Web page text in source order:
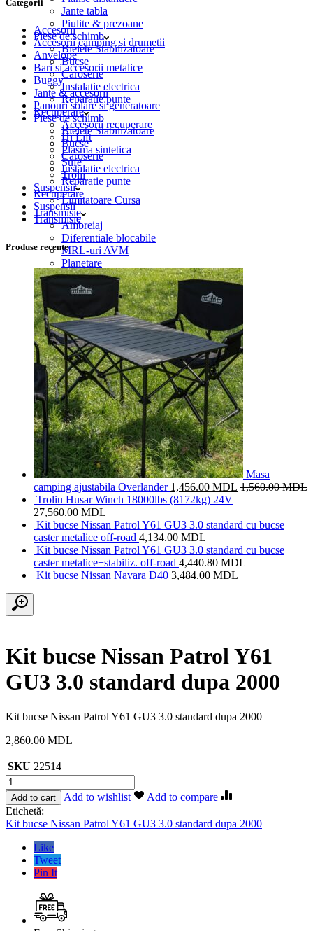
Jante tabla
Piulite & prezoane
Piese de schimb
Bielete Stabilizatoare
Bucse
Caroserie
Instalatie electrica
Reparatie punte
Recuperare
Accesorii recuperare
Hi Lift
Plasma sintetica
Sufe
Trolii
Suspensii
Limitatoare Cursa
Transmisie
Ambreiaj
Diferentiale blocabile
MRL-uri AVM
Planetare
Categorii
Accesorii
Accesorii camping si drumetii
Anvelope
Bari si accesorii metalice
Buggy
Jante & accesorii
Panouri solare si generatoare
Piese de schimb
Bielete Stabilizatoare
Bucse
Caroserie
Instalatie electrica
Reparatie punte
Recuperare
Suspensii
Transmisie
Produse recente
Masa
camping ajustabila Overlander 1,456.00 MDL 1,560.00MDL
Troliu Husar Winch 18000lbs (8172kg) 24V
27,560.00 MDL
Kit bucse Nissan Patrol Y61 GU3 3.0 standard cu bucse
caster metalice off-road 4,134.00 MDL
Kit bucse Nissan Patrol Y61 GU3 3.0 standard cu bucse
caster metalice+stabiliz. off-road 4,440.80 MDL
Kit bucse Nissan Navara D40 3,484.00 MDL
Kit bucse Nissan Patrol Y61
GU3 3.0 standard dupa 2000
Kit bucse Nissan Patrol Y61 GU3 3.0 standard dupa 2000
2,860.00 MDL
SKU 22514
Cantitate
Kit
bucse
Nissan
Patrol
standard
Add to cart Add to wishlist
Add to compare
Etichetă:
Kit bucse Nissan Patrol Y61 GU3 3.0 standard dupa 2000
Like
Tweet
Pin It